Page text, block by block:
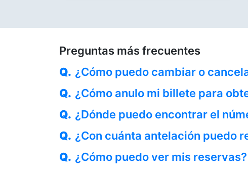
Preguntas más frecuentes
Q. ¿Cómo puedo cambiar o
Q. ¿Cómo anulo mi billete para
Q. ¿Dónde puedo encontrar el
Q. ¿Con cuánta antelación puedo
Q. ¿Cómo puedo ver mis reservas?